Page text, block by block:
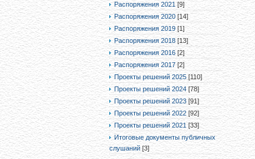
Распоряжения 2021 [9]
Распоряжения 2020 [14]
Распоряжения 2019 [1]
Распоряжения 2018 [13]
Распоряжения 2016 [2]
Распоряжения 2017 [2]
Проекты решений 2025 [110]
Проекты решений 2024 [78]
Проекты решений 2023 [91]
Проекты решений 2022 [92]
Проекты решений 2021 [33]
Итоговые документы публичных
слушаний [3]